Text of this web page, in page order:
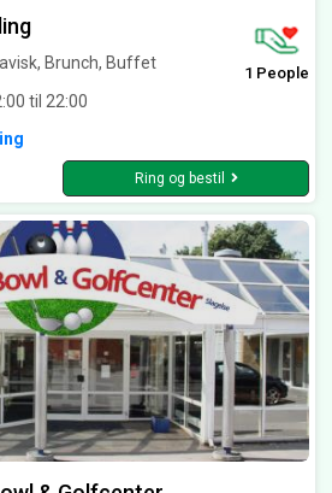
Brunch, Buffet
til 22:00
1 People
Ring og bestil